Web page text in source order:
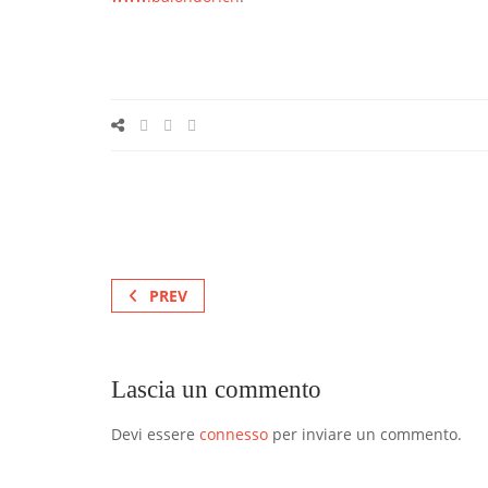
PREV
Lascia un commento
Devi essere connesso per inviare un commento.